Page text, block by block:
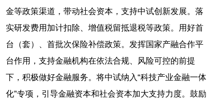
金等政策渠道，带动社会资本，支持中试创新发展。落
实研发费用加计扣除、增值税留抵退税等政策。用好首
台（套）、首批次保险补偿政策。发挥国家产融合作平
台作用，支持金融机构在依法合规、风险可控的前提
下，积极做好金融服务。将中试纳入“科技产业金融一体
化”专项，引导金融资本和社会资本加大支持力度。鼓励